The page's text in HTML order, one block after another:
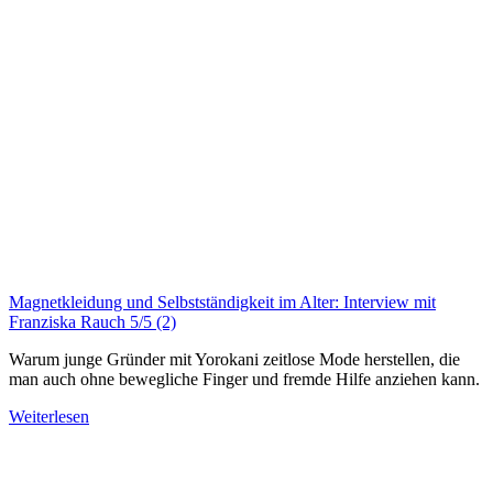
Magnetkleidung und Selbstständigkeit im Alter: Interview mit
Franziska Rauch 5/5 (2)
Warum junge Gründer mit Yorokani zeitlose Mode herstellen, die
man auch ohne bewegliche Finger und fremde Hilfe anziehen kann.
Weiterlesen